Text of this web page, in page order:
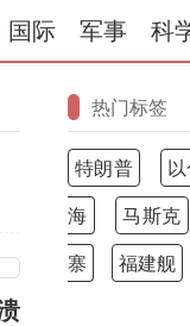
国际 军事 科
热门标签
特朗普
海
马斯克
寨
福建舰